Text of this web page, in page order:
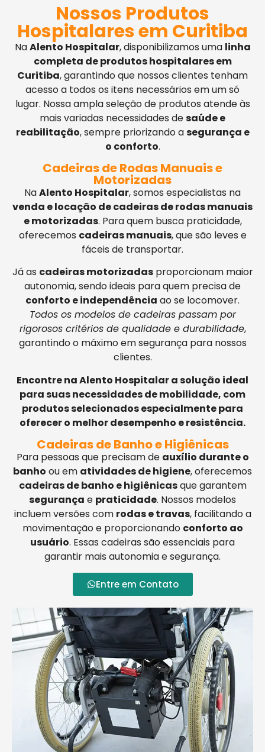
Nossos Produtos
Hospitalares em Curitiba
NaAlento Hospitalar, disponibilizamos uma linha
completa de produtos hospitalares em
Curitiba, garantindo que nossos clientes tenham
acesso a todos os itens necessários em um só
lugar. Nossa ampla seleção de produtos atende às
mais variadas necessidades desaúde e
reabilitação, sempre priorizando asegurança e
o conforto.
Cadeiras de Rodas Manuais e
Motorizadas
NaAlento Hospitalar, somos especialistas na
venda e locação de cadeiras de rodas manuais
e motorizadas. Para quem busca praticidade,
oferecemos cadeiras manuais, que são leves e
fáceis de transportar.
Já as cadeiras motorizadasproporcionam maior
autonomia, sendo ideais para quem precisa de
conforto e independência ao se locomover.
Todos os modelos de cadeiras passam por
rigorosos critérios de qualidade e durabilidade,
garantindo o máximo em segurança para nossos
clientes.
Encontre na Alento Hospitalar a solução ideal
para suas necessidades de mobilidade, com
produtos selecionados especialmente para
oferecer o melhor desempenho e resistência.
Cadeiras de Banho e Higiênicas
Para pessoas que precisam de auxílio durante o
banho ou em atividades de higiene, oferecemos
cadeiras de banho e higiênicasque garantem
segurança e praticidade. Nossos modelos
incluem versões com rodas e travas, facilitando a
movimentação e proporcionando conforto ao
usuário. Essas cadeiras são essenciais para
garantir mais autonomia e segurança.
Entre em Contato